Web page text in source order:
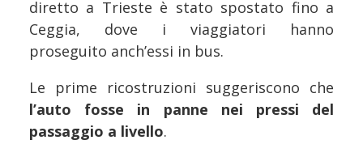
diretto a Trieste è stato spostato fino a
Ceggia, dove i viaggiatori hanno
proseguito anch’essi in bus.
Le prime ricostruzioni suggeriscono che
l’auto fosse in panne nei pressi del
passaggio a livello.